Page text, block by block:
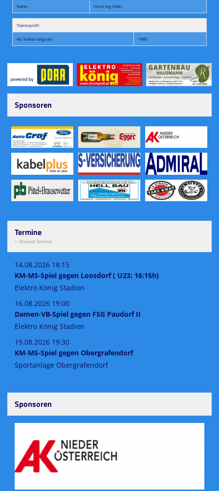
Name: Horst Ing. Giller
Trainerprofil
Als Trainer tätig seit: 1980
Sponsoren
Termine
Weitere Termine
14.08.2026 18:15
KM-MS-Spiel gegen Loosdorf ( U23: 16:15h)
Elektro König Stadion
16.08.2026 19:00
Damen-VB-Spiel gegen FSG Paudorf II
Elektro König Stadion
19.08.2026 19:30
KM-MS-Spiel gegen Obergrafendorf
Sportanlage Obergrafendorf
Sponsoren